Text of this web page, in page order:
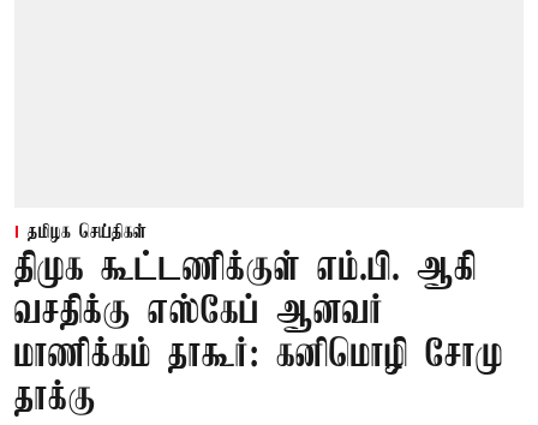
தமிழக செய்திகள்
திமுக கூட்டணிக்குள் எம்.பி. ஆகி
வசதிக்கு எஸ்கேப் ஆனவர்
மாணிக்கம் தாகூர்: கனிமொழி சோமு
தாக்கு